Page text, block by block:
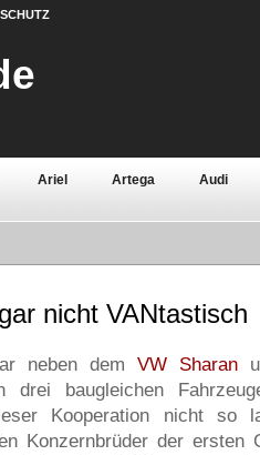
Ariel Artega Audi
Citroën Continental Dacia
Land Rover Lotus Mazda
Pontiac Porsche
Smart
nicht VANtastisch
neben dem VW Sharan
baugleichen
Kooperation nicht so
Konzernbrüder der ersten